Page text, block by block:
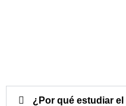
¿Por qué estudiar